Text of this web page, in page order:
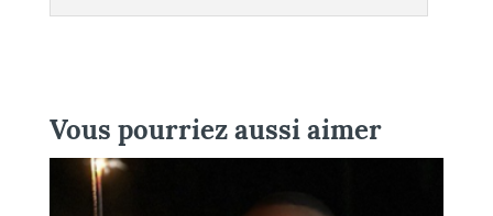
Vous pourriez aussi aimer